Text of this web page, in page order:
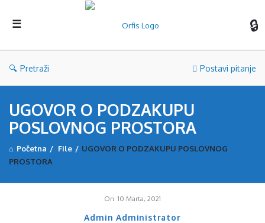
Pretraži Postavi pitanje
UGOVOR O PODZAKUPU
POSLOVNOG PROSTORA
Početna / File / UGOVOR O PODZAKUPU POSLOVNOG
PROSTORA
On: 10 Marta, 2021
Admin Administrator